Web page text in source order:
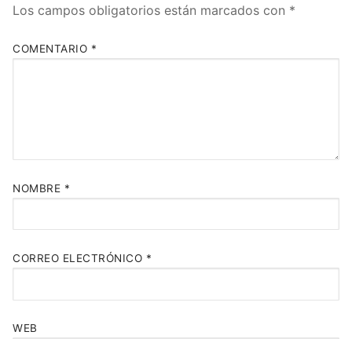
Los campos obligatorios están marcados con *
COMENTARIO *
NOMBRE *
CORREO ELECTRÓNICO *
WEB